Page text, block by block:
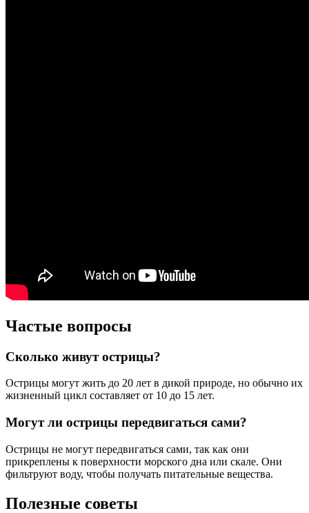
Частые вопросы
Сколько живут острицы?
Острицы могут жить до 20 лет в дикой природе, но обычно их
жизненный цикл составляет от 10 до 15 лет.
Могут ли острицы передвигаться сами?
Острицы не могут передвигаться сами, так как они
прикреплены к поверхности морского дна или скале. Они
фильтруют воду, чтобы получать питательные вещества.
Полезные советы